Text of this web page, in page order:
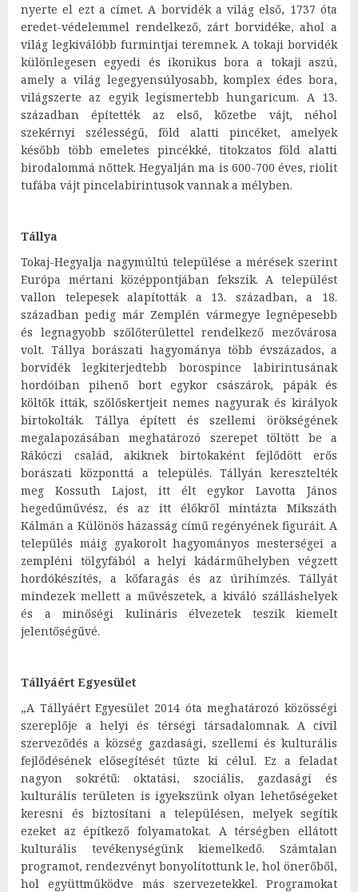
nyerte el ezt a címet. A borvidék a világ első, 1737 óta
eredet-védelemmel rendelkező, zárt borvidéke, ahol a
világ legkiválóbb furmintjai teremnek. A tokaji borvidék
különlegesen egyedi és ikonikus bora a tokaji aszú,
amely a világ legegyensúlyosabb, komplex édes bora,
világszerte az egyik legismertebb hungaricum. A 13.
században építették az első, kőzetbe vájt, néhol
szekérnyi szélességű, föld alatti pincéket, amelyek
később több emeletes pincékké, titokzatos föld alatti
birodalommá nőttek. Hegyalján ma is 600-700 éves, riolit
tufába vájt pincelabirintusok vannak a mélyben.
Tállya
Tokaj-Hegyalja nagymúltú települése a mérések szerint
Európa mértani középpontjában fekszik. A települést
vallon telepesek alapították a 13. században, a 18.
században pedig már Zemplén vármegye legnépesebb
és legnagyobb szőlőterülettel rendelkező mezővárosa
volt. Tállya borászati hagyománya több évszázados, a
borvidék legkiterjedtebb borospince labirintusának
hordóiban pihenő bort egykor császárok, pápák és
költők itták, szőlőskertjeit nemes nagyurak és királyok
birtokolták. Tállya épített és szellemi örökségének
megalapozásában meghatározó szerepet töltött be a
Rákóczi család, akiknek birtokaként fejlődött erős
borászati központtá a település. Tállyán keresztelték
meg Kossuth Lajost, itt élt egykor Lavotta János
hegedűművész, és az itt élőkről mintázta Mikszáth
Kálmán a Különös házasság című regényének figuráit. A
település máig gyakorolt hagyományos mesterségei a
zempléni tölgyfából a helyi kádárműhelyben végzett
hordókészítés, a kőfaragás és az úrihímzés. Tállyát
mindezek mellett a művészetek, a kiváló szálláshelyek
és a minőségi kulináris élvezetek teszik kiemelt
jelentőségűvé.
Tállyáért Egyesület
„A Tállyáért Egyesület 2014 óta meghatározó közösségi
szereplője a helyi és térségi társadalomnak. A civil
szerveződés a község gazdasági, szellemi és kulturális
fejlődésének elősegítését tűzte ki célul. Ez a feladat
nagyon sokrétű: oktatási, szociális, gazdasági és
kulturális területen is igyekszünk olyan lehetőségeket
keresni és biztosítani a településen, melyek segítik
ezeket az építkező folyamatokat. A térségben ellátott
kulturális tevékenységünk kiemelkedő. Számtalan
programot, rendezvényt bonyolítottunk le, hol önerőből,
hol együttműködve más szervezetekkel. Programokat